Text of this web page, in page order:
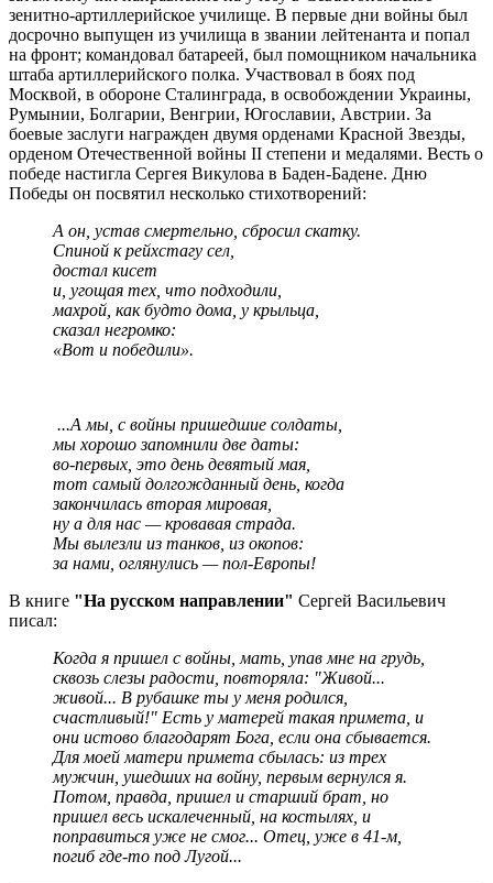
зенитно-артиллерийское училище. В первые дни войны был
досрочно выпущен из училища в звании лейтенанта и попал
на фронт; командовал батареей, был помощником начальника
штаба артиллерийского полка. Участвовал в боях под
Москвой, в обороне Сталинграда, в освобождении Украины,
Румынии, Болгарии, Венгрии, Югославии, Австрии. За
боевые заслуги награжден двумя орденами Красной Звезды,
орденом Отечественной войны II степени и медалями. Весть о
победе настигла Сергея Викулова в Баден-Бадене. Дню
Победы он посвятил несколько стихотворений:
А он, устав смертельно, сбросил скатку.
Спиной к рейхстагу сел,
достал кисет
и, угощая тех, что подходили,
махрой, как будто дома, у крыльца,
сказал негромко:
«Вот и победили».
...А мы, с войны пришедшие солдаты,
мы хорошо запомнили две даты:
во-первых, это день девятый мая,
тот самый долгожданный день, когда
закончилась вторая мировая,
ну а для нас — кровавая страда.
Мы вылезли из танков, из окопов:
за нами, оглянулись — пол-Европы!
В книге "На русском направлении" Сергей Васильевич
писал:
Когда я пришел с войны, мать, упав мне на грудь,
сквозь слезы радости, повторяла: "Живой...
живой... В рубашке ты у меня родился,
счастливый!" Есть у матерей такая примета, и
они истово благодарят Бога, если она сбывается.
Для моей матери примета сбылась: из трех
мужчин, ушедших на войну, первым вернулся я.
Потом, правда, пришел и старший брат, но
пришел весь искалеченный, на костылях, и
поправиться уже не смог... Отец, уже в 41-м,
погиб где-то под Лугой...